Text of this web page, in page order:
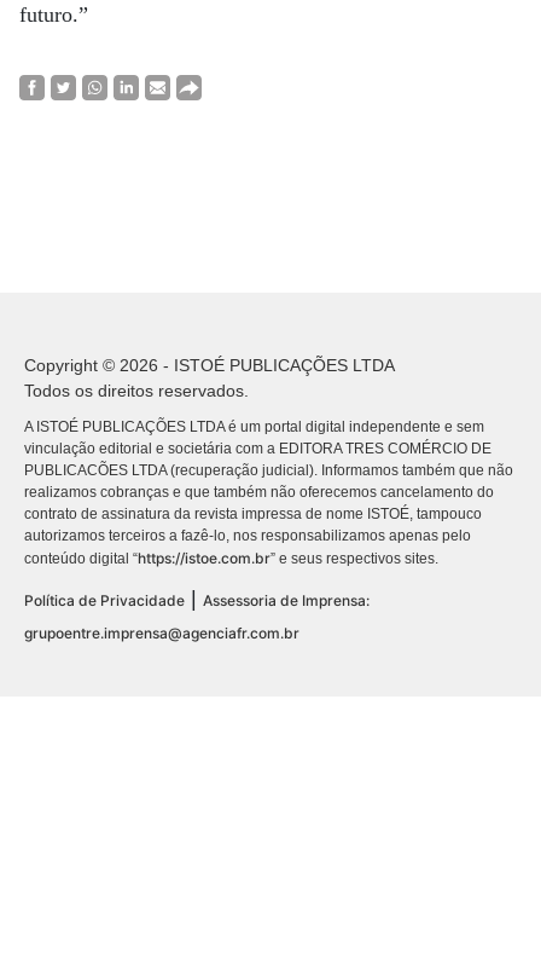
futuro.”
Copyright © 2026 - ISTOÉ PUBLICAÇÕES LTDA
Todos os direitos reservados.
A ISTOÉ PUBLICAÇÕES LTDA é um portal digital independente e sem
vinculação editorial e societária com a EDITORA TRES COMÉRCIO DE
PUBLICACÕES LTDA (recuperação judicial). Informamos também que não
realizamos cobranças e que também não oferecemos cancelamento do
contrato de assinatura da revista impressa de nome ISTOÉ, tampouco
autorizamos terceiros a fazê-lo, nos responsabilizamos apenas pelo
conteúdo digital “https://istoe.com.br” e seus respectivos sites.
Política de Privacidade | Assessoria de Imprensa:
grupoentre.imprensa@agenciafr.com.br